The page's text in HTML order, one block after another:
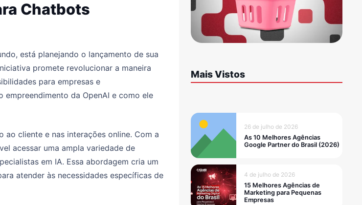
Chatbots
está planejando o lançamento de sua
promete revolucionar a maneira
para empresas e
da OpenAI e como ele
cliente e nas interações online. Com a
acessar uma ampla variedade de
em IA. Essa abordagem cria um
atender às necessidades específicas de
Mais Vistos
26 de julho de 2026
As 10 Melhores Agências
Google Partner do Brasil (2026)
4 de julho de 2026
15 Melhores Agências de
Marketing para Pequenas
Empresas